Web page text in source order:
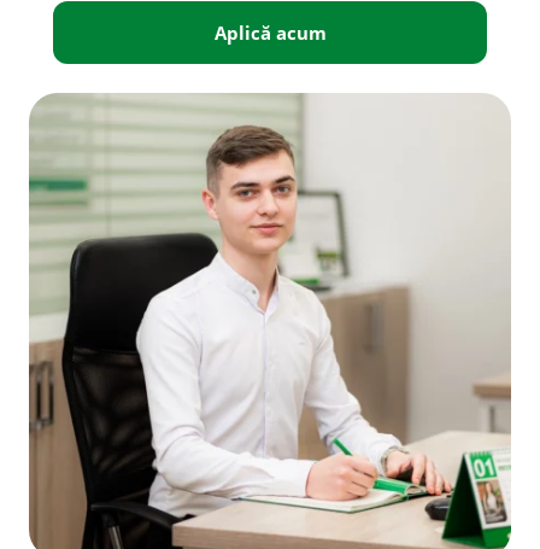
Aplică acum